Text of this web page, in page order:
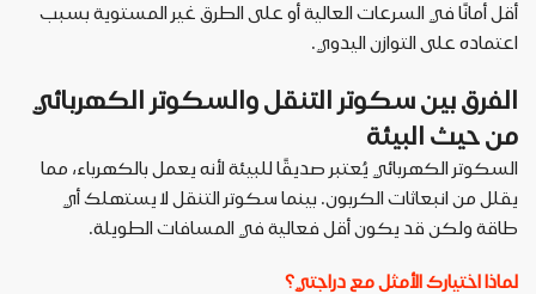
أقل أمانًا في السرعات العالية أو على الطرق غير المستوية بسبب
اعتماده على التوازن اليدوي .
الفرق بين سكوتر التنقل والسكوتر الكهربائي
من حيث البيئة
السكوتر الكهربائي يُعتبر صديقًا للبيئة لأنه يعمل بالكهرباء، مما
يقلل من انبعاثات الكربون. بينما سكوتر التنقل لا يستهلك أي
طاقة ولكن قد يكون أقل فعالية في المسافات الطويلة.
لماذا اختيارك الأمثل مع دراجتي؟